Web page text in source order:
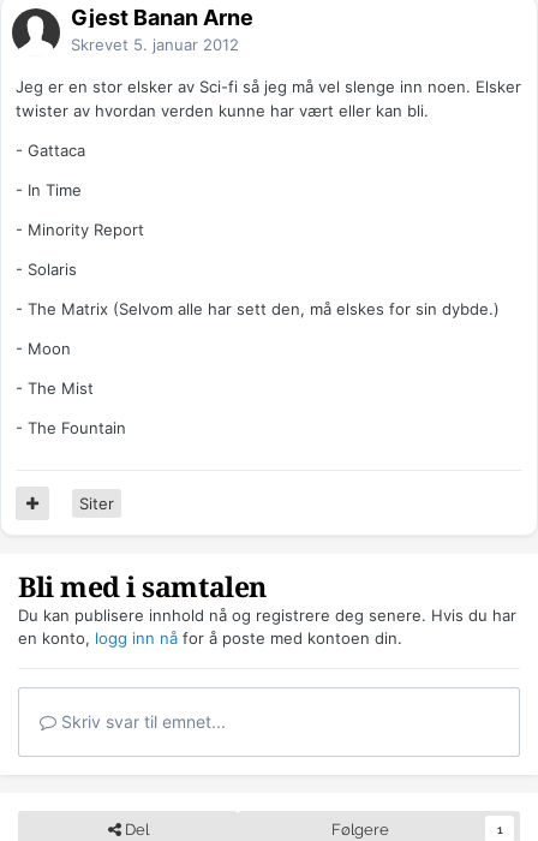
Gjest Banan Arne
Skrevet 5. januar 2012
Jeg er en stor elsker av Sci-fi så jeg må vel slenge inn noen. Elsker
twister av hvordan verden kunne har vært eller kan bli.
- Gattaca
- In Time
- Minority Report
- Solaris
- The Matrix (Selvom alle har sett den, må elskes for sin dybde.)
- Moon
- The Mist
- The Fountain
Siter
Bli med i samtalen
Du kan publisere innhold nå og registrere deg senere. Hvis du har
en konto, logg inn nå for å poste med kontoen din.
Skriv svar til emnet...
Del Følgere 1